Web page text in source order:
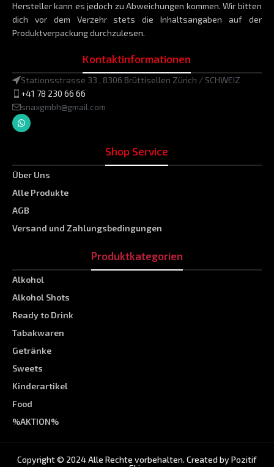
Hersteller kann es jedoch zu Abweichungen kommen. Wir bitten
dich vor dem Verzehr stets die Inhaltsangaben auf der
Produktverpackung durchzulesen.
Kontaktinformationen
Stationsstrasse 33 , 8306 Brüttisellen Zürich / SCHWEIZ
+41 78 230 66 66
snaxgmbh@gmail.com
Shop Service
Über Uns
Alle Produkte
AGB
Versand und Zahlungsbedingungen
Produktkategorien
Alkohol
Alkohol Shots
Ready to Drink
Tabakwaren
Getränke
Sweets
Kinderartikel
Food
%AKTION%
Copyright © 2024 Alle Rechte vorbehalten. Created by Pozitif